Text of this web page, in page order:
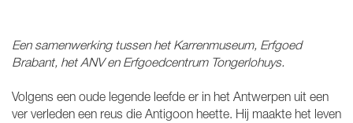
Een samenwerking tussen het Karrenmuseum, Erfgoed
Brabant, het ANV en Erfgoedcentrum Tongerlohuys.
Volgens een oude legende leefde er in het Antwerpen uit een
ver verleden een reus die Antigoon heette. Hij maakte het leven